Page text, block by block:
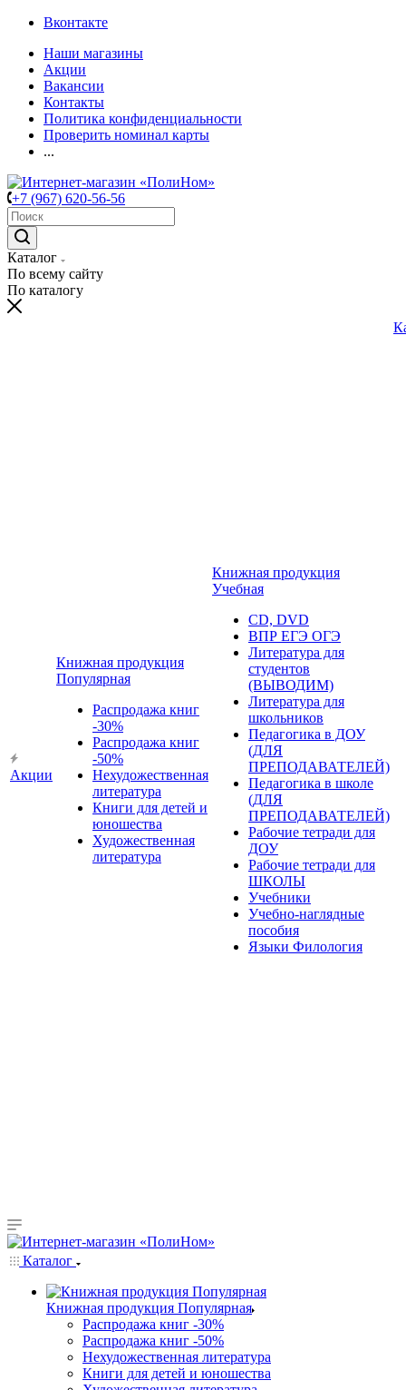
Вконтакте
Наши магазины
Акции
Вакансии
Контакты
Политика конфиденциальности
Проверить номинал карты
...
+7 (967) 620-56-56
Каталог
По всему сайту
По каталогу
Акции
Книжная продукция
Популярная
Распродажа книг
-30%
Распродажа книг
-50%
Нехудожественная
литература
Книги для детей и
юношества
Художественная
литература
Книжная продукция
Учебная
CD, DVD
ВПР ЕГЭ ОГЭ
Литература для
студентов
(ВЫВОДИМ)
Литература для
школьников
Педагогика в ДОУ
(ДЛЯ
ПРЕПОДАВАТЕЛЕЙ)
Педагогика в школе
(ДЛЯ
ПРЕПОДАВАТЕЛЕЙ)
Рабочие тетради для
ДОУ
Рабочие тетради для
ШКОЛЫ
Учебники
Учебно-наглядные
пособия
Языки Филология
Каталог
Книжная продукция Популярная
Распродажа книг -30%
Распродажа книг -50%
Нехудожественная литература
Книги для детей и юношества